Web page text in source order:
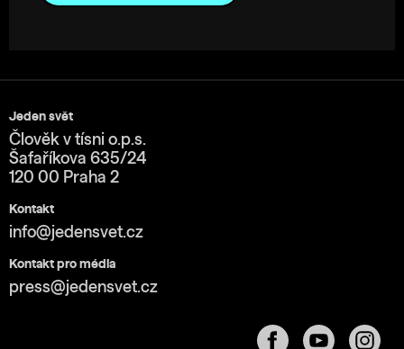
Jeden svět
Člověk v tísni o.p.s.
Šafaříkova 635/24
120 00 Praha 2
Kontakt
info@jedensvet.cz
Kontakt pro média
press@jedensvet.cz